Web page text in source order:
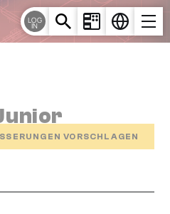
LOG
IN
VORSCHLAGEN